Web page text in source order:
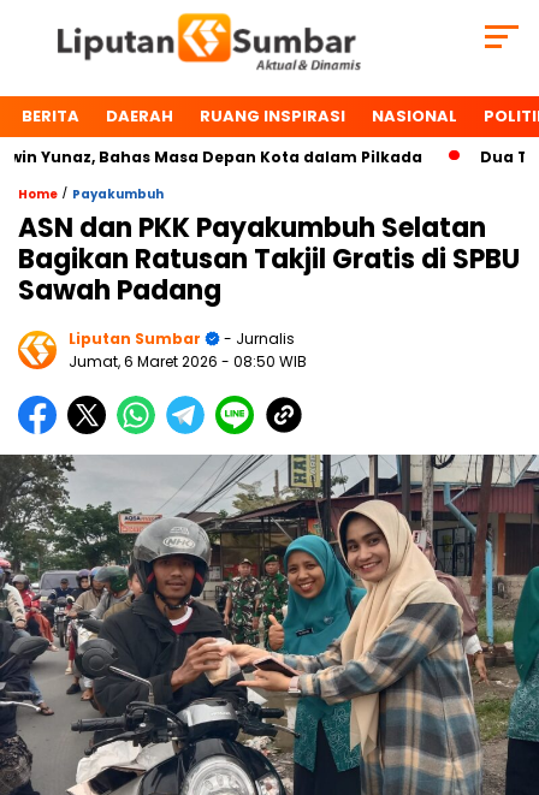
BERITA DAERAH RUANG INSPIRASI NASIONAL
Bahas Masa Depan Kota dalam Pilkada Dua
Home / Payakumbuh
ASN dan PKK Payakumbuh Selatan
Bagikan Ratusan Takjil Gratis di SPBU
Sawah Padang
Liputan Sumbar
- Jurnalis
Jumat, 6 Maret 2026 - 08:50 WIB